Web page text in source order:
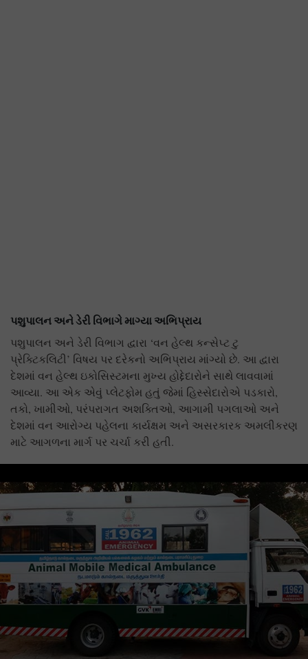
પશુપાલન અને ડેરી વિભાગે માગ્યા અભિપ્રાય
પશુપાલન અને ડેરી વિભાગ દ્વારા ‘વન હેલ્થ કન્સેપ્ટ ટુ
પ્રેક્ટિકલિટી’ વિષય પર દરેકનો અભિપ્રાય માંગ્યો છે. આ દ્વારા
દેશમાં વન હેલ્થ ઇકોસિસ્ટમના મુખ્ય હોદ્દેદારોને સાથે લાવવામાં
આવ્યા. આ એક એવું પ્લેટફોમ હતું જેમાં હિસ્સેદારોએ પડકારો,
તકો, ખામીઓ, પરંપરાગત અશક્તિઓ, આગામી પગલાઓ અને
દેશમાં વન આરોગ્ય પહેલના કાર્યક્ષમ અને અસરકારક અમલીકરણ
માટે આગળના માર્ગ પર ચર્ચા કરી હતી.